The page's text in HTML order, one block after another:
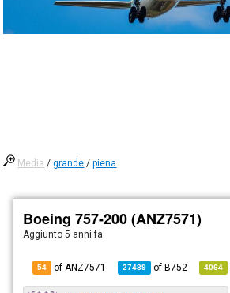
Media /grande /piena
Boeing 757-200 (ANZ7571)
Aggiunto5 anni fa
54 of ANZ7571 27489 ofB752 4064